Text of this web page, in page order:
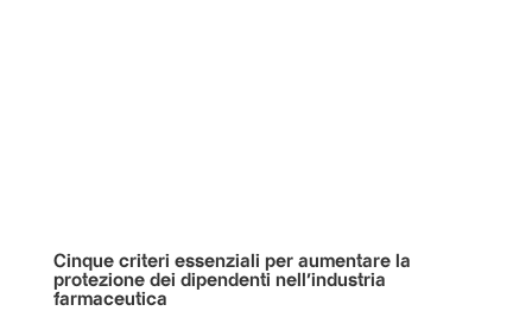
Cinque criteri essenziali per aumentare la
protezione dei dipendenti nell’industria
farmaceutica